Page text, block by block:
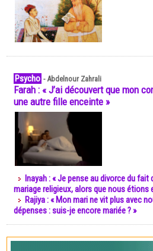
Psycho -Abdelnour Zahrali
Farah : « J’ai découvert que mon
une autre fille enceinte »
Inayah : « Je pense au divorce du
mariage religieux, alors que nous étions
Rajiya : « Mon mari ne vit plus avec
dépenses : suis-je encore mariée ? »